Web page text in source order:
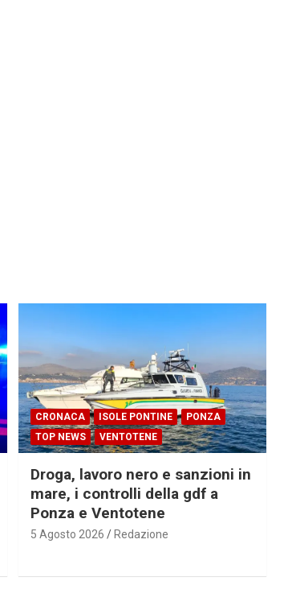
CRONACA ISOLE PONTINE
PONZA
TOP NEWS
VENTOTENE
Droga, lavoro nero e sanzioni in
mare, i controlli della gdf a
Ponza e Ventotene
5 Agosto 2026 Redazione